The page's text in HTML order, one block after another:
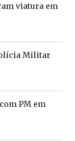
viatura em
Militar
PM em